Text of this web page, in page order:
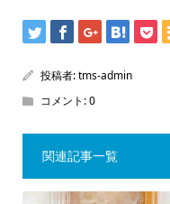
投稿者:tms-admin
コメント:0
関連記事一覧